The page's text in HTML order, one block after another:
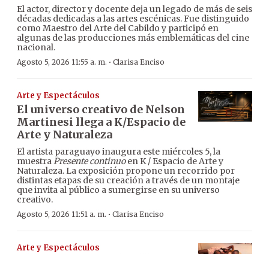
El actor, director y docente deja un legado de más de seis
décadas dedicadas a las artes escénicas. Fue distinguido
como Maestro del Arte del Cabildo y participó en
algunas de las producciones más emblemáticas del cine
nacional.
Agosto 5, 2026 11:55 a. m. · Clarisa Enciso
Arte y Espectáculos
El universo creativo de Nelson
Martinesi llega a K/Espacio de
Arte y Naturaleza
El artista paraguayo inaugura este miércoles 5, la
muestraPresente continuoen K / Espacio de Arte y
Naturaleza. La exposición propone un recorrido por
distintas etapas de su creación a través de un montaje
que invita al público a sumergirse en su universo
creativo.
Agosto 5, 2026 11:51 a. m. · Clarisa Enciso
Arte y Espectáculos